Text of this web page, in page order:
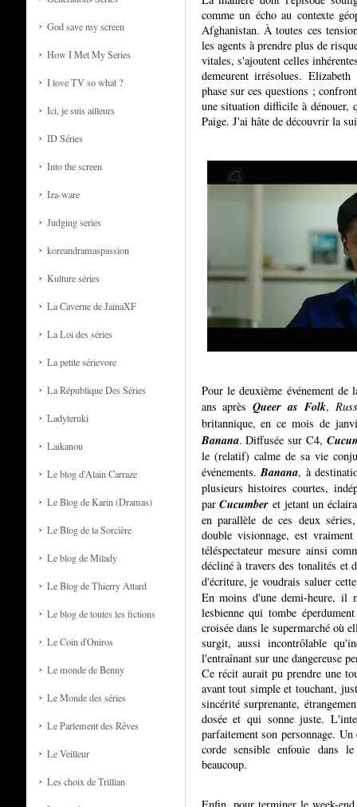
God save my screen
How I Met My Series
I love TV so what ?
Ici, je suis ailleurs
ID Séries
Into the screen
Iza-ware
Judging series
koreandramaspassion
Kulture séries
La Caverne de JainaXF
La Loi des séries
La petite sérievore
La République Des Séries
Ladyteruki
Laikanou
Le blog d'Alain Carraze
Le Blog de Karin (Dramas)
Le Blog de la Sorcière
Le blog de Milady
Le Blog de Thierry Attard
Le blog de toutes les fictions
Le Coin d'Oniros
Le monde de Benny
Le Monde des séries
Le Parlement des Rêves
Le Veilleur
Les choix de Trillian
comme un écho au contexte
Afghanistan. À toutes ces
les agents à prendre plus de
vitales, s'ajoutent celles
demeurent irrésolues.
phase sur ces questions ;
une situation difficile à dénouer,
Paige. J'ai hâte de découvrir la
Pour le deuxième événement de
ans aprèsQueer as Folk,
britannique, en ce mois de
Banana. Diffusée sur C4,
le (relatif) calme de sa vie
événements.Banana, à
plusieurs histoires courtes,
parCucumber et jetant un
en parallèle de ces deux
double visionnage, est
téléspectateur mesure ainsi
décliné à travers des tonalités et
d'écriture, je voudrais saluer
En moins d'une demi-heure, il
lesbienne qui tombe
croisée dans le supermarché où
surgit, aussi incontrôlable
l'entraînant sur une dangereuse
Ce récit aurait pu prendre une
avant tout simple et touchant,
sincérité surprenante,
dosée et qui sonne juste.
parfaitement son personnage.
corde sensible enfouie dans
beaucoup.